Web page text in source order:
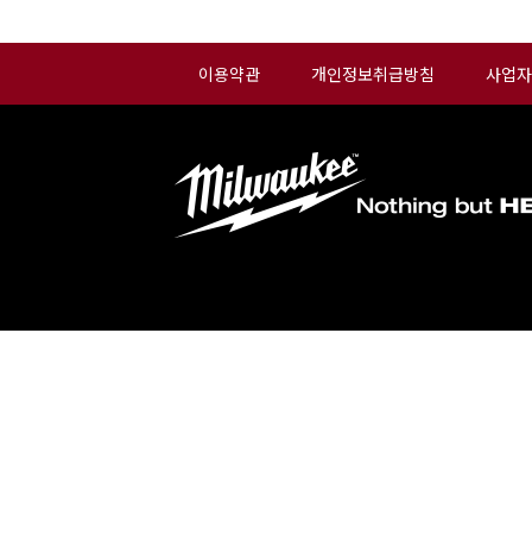
이용약관 개인정보취급방침 사업